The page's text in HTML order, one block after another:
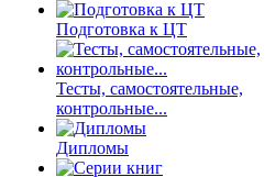
Подготовка к ЦТ
Тесты, самостоятельные,
контрольные...
Дипломы